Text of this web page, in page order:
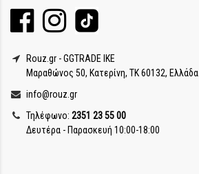
Rouz.gr - GGTRADE IKE
Μαραθώνος 50, Κατερίνη, ΤΚ 60132, Ελλάδα
info@rouz.gr
Τηλέφωνο: 2351 23 55 00
Δευτέρα - Παρασκευή 10:00-18:00